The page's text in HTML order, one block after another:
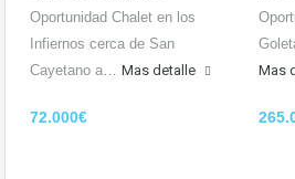
Oportunidad Chalet en los
Infiernos cerca de San
Cayetano a… Mas detalle
72.000€
Mas